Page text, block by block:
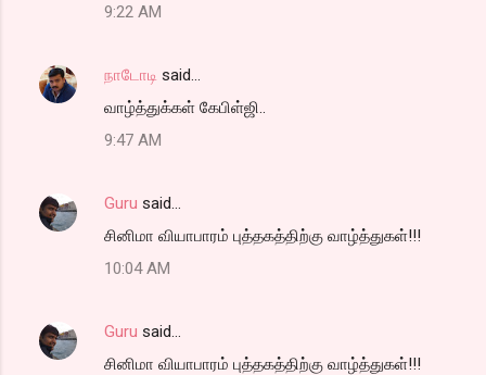
9:22 AM
நாடோடி said…
வாழ்த்துக்க‌ள் கேபிள்ஜி..
9:47 AM
Guru said…
சினிமா வியாபாரம் புத்தகத்திற்கு வாழ்த்துகள்!!!
10:04 AM
Guru said…
சினிமா வியாபாரம் புத்தகத்திற்கு வாழ்த்துகள்!!!